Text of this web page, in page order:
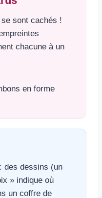
sont cachés !
chacune à un
en forme
des dessins (un
» indique où
un coffre de